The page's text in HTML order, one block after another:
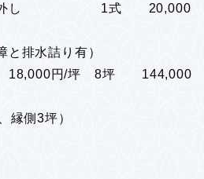
取り外し 1式 20,000
と排水詰り有）
18,000円/坪 8坪 144,000
縁側3坪）